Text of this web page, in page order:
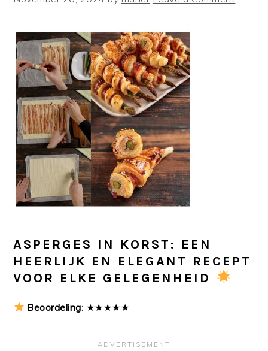
ASPERGES IN KORST: EEN
HEERLIJK EN ELEGANT RECEPT
VOOR ELKE GELEGENHEID
Beoordeling: ★★★★★